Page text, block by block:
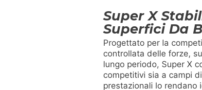
Super X
Superfici Da
Progettato per la
controllata delle forze,
lungo periodo, Super X
competitivi sia a campi
prestazionali lo rendano